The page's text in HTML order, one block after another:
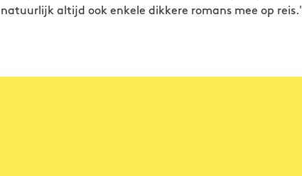
natuurlijk altijd ook enkele dikkere romans mee op reis.'